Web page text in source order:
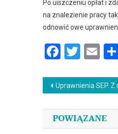
Po uiszczeniu opłat i
na znalezienie pracy
odnowić owe
wpisu
Uprawnienia SEP. Z nimi łatwiej o
POWIĄZANE